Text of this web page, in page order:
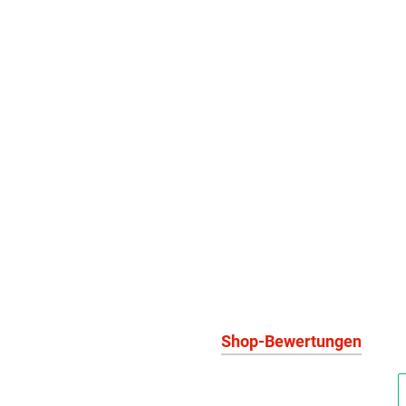
Shop-Bewertungen